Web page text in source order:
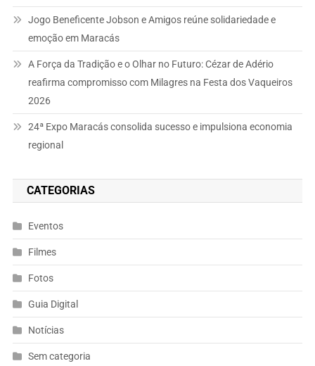
Jogo Beneficente Jobson e Amigos reúne solidariedade e
emoção em Maracás
A Força da Tradição e o Olhar no Futuro: Cézar de Adério
reafirma compromisso com Milagres na Festa dos Vaqueiros
2026
24ª Expo Maracás consolida sucesso e impulsiona economia
regional
CATEGORIAS
Eventos
Filmes
Fotos
Guia Digital
Notícias
Sem categoria